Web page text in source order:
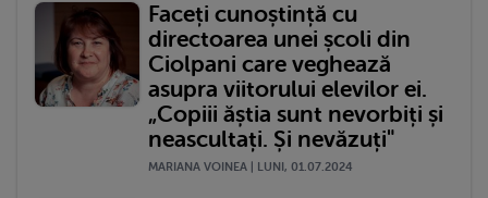
Faceți cunoștință cu
directoarea unei școli din
Ciolpani care veghează
asupra viitorului elevilor ei.
„Copiii ăștia sunt nevorbiți și
neascultați. Și nevăzuți"
MARIANA VOINEA | LUNI, 01.07.2024